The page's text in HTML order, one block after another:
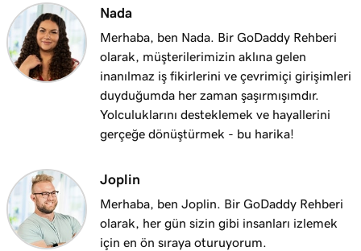
Ders 12 (/25)
GoDaddy'nin Alan Adı Aracılık Hizmeti nedir?
Ders 13 (/25)
Alan adımı işletmem için kullanma
2m 9s
Ders 15 (/25)
Alan adınızı WordPress için Yönetilebilir
Hosting web sitesine bağlama
1m 46s
Nada
Merhaba, ben Nada. Bir GoDaddy Rehberi
olarak, müşterilerimizin aklına gelen
inanılmaz iş fikirlerini ve çevrimiçi girişimleri
duyduğumda her zaman şaşırmışımdır.
Yolculuklarını desteklemek ve hayallerini
gerçeğe dönüştürmek - bu harika!
Joplin
Merhaba, ben Joplin. Bir GoDaddy Rehberi
olarak, her gün sizin gibi insanları izlemek
için en ön sıraya oturuyorum.